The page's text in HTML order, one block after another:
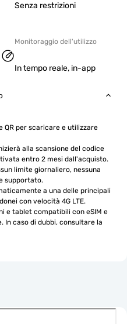
Senza restrizioni
Monitoraggio dell'utilizzo
In tempo reale, in-app
QR per scaricare e utilizzare
alla scansione del codice
entro 2 mesi dall'acquisto.
limite giornaliero, nessuna
supportato.
a una delle principali
con velocità 4G LTE.
e tablet compatibili con eSIM e
In caso di dubbi, consultare la